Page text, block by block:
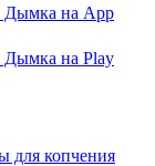
для копчения